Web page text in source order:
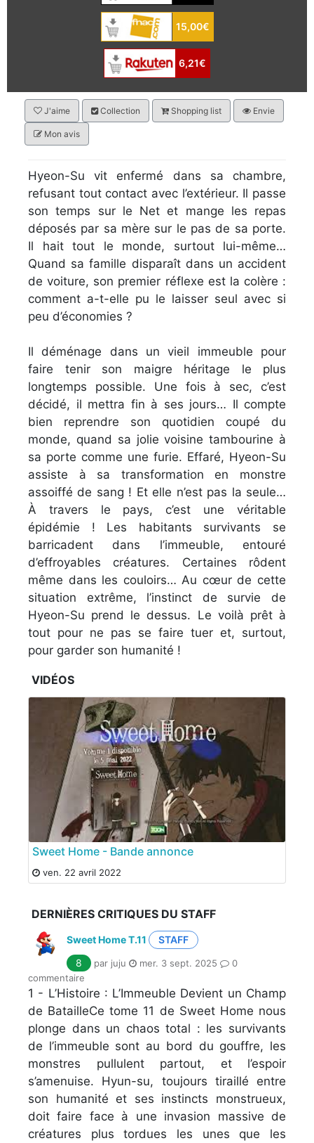
15,00€
6,21€
J'aime Collection Shopping list Envie
Mon avis
Hyeon-Su vit enfermé dans sa chambre,
refusant tout contact avec l’extérieur. Il passe
son temps sur le Net et mange les repas
déposés par sa mère sur le pas de sa porte.
Il hait tout le monde, surtout lui-même…
Quand sa famille disparaît dans un accident
de voiture, son premier réflexe est la colère :
comment a-t-elle pu le laisser seul avec si
peu d’économies ?
Il déménage dans un vieil immeuble pour
faire tenir son maigre héritage le plus
longtemps possible. Une fois à sec, c’est
décidé, il mettra fin à ses jours… Il compte
bien reprendre son quotidien coupé du
monde, quand sa jolie voisine tambourine à
sa porte comme une furie. Effaré, Hyeon-Su
assiste à sa transformation en monstre
assoiffé de sang ! Et elle n’est pas la seule…
À travers le pays, c’est une véritable
épidémie ! Les habitants survivants se
barricadent dans l’immeuble, entouré
d’effroyables créatures. Certaines rôdent
même dans les couloirs… Au cœur de cette
situation extrême, l’instinct de survie de
Hyeon-Su prend le dessus. Le voilà prêt à
tout pour ne pas se faire tuer et, surtout,
pour garder son humanité !
VIDÉOS
Sweet Home - Bande annonce
ven. 22 avril 2022
DERNIÈRES CRITIQUES DU STAFF
Sweet Home T.11
STAFF
8
par juju mer. 3 sept. 2025
0
commentaire
1 - L’Histoire : L’Immeuble Devient un Champ
de BatailleCe tome 11 de Sweet Home nous
plonge dans un chaos total : les survivants
de l’immeuble sont au bord du gouffre, les
monstres pullulent partout, et l’espoir
s’amenuise. Hyun-su, toujours tiraillé entre
son humanité et ses instincts monstrueux,
doit faire face à une invasion massive de
créatures plus tordues les unes que les